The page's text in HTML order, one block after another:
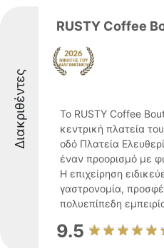
Διακριθέντες
RUSTY Coffee
Το RUSTY Coffee
κεντρική πλατεία
οδό Πλατεία
έναν προορισμό με
Η επιχείρηση
γαστρονομία,
πολυεπίπεδη
9.5